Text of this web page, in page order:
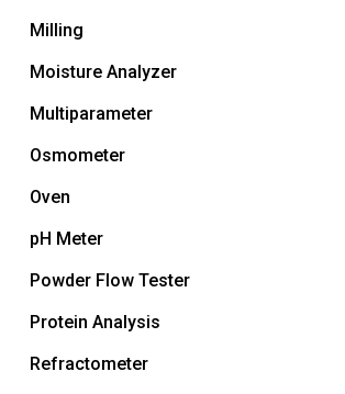
Milling
Moisture Analyzer
Multiparameter
Osmometer
Oven
pH Meter
Powder Flow Tester
Protein Analysis
Refractometer